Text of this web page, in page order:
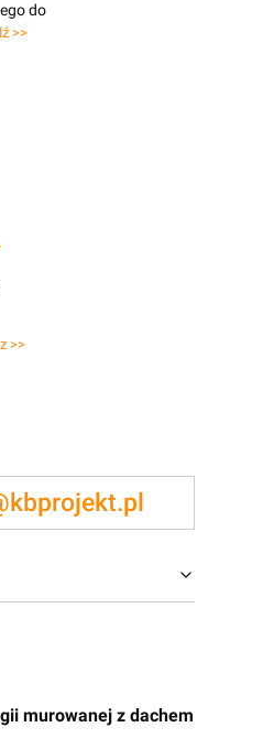
do
>>
>>
murowanej z dachem